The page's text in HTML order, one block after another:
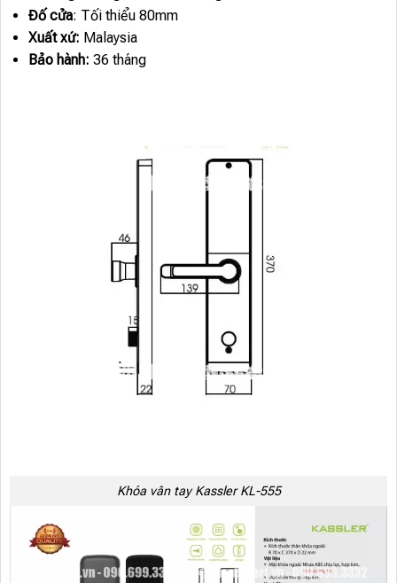
Đố cửa: Tối thiểu 80mm
Xuất xứ: Malaysia
Bảo hành: 36 tháng
Khóa vân tay Kassler KL-555